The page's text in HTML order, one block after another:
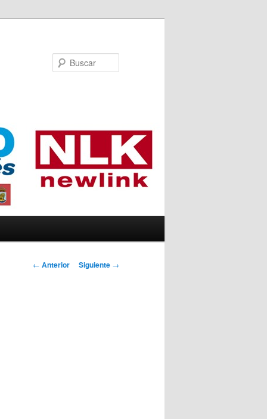
Navegador de
← Anterior Siguiente →